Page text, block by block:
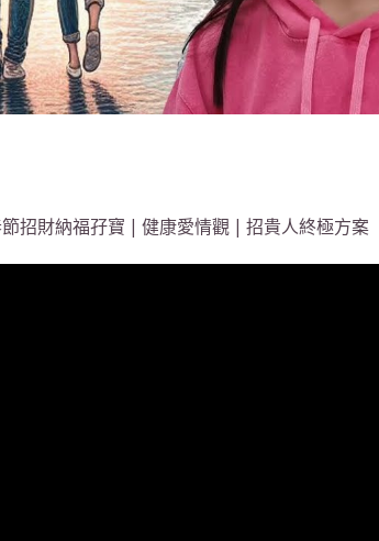
招財納福孖寶 | 健康愛情觀 | 招貴人終極方案